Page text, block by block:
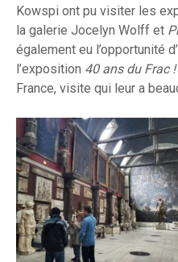
Kowspi ont pu visiter les
la galerie Jocelyn Wolff et
également eu l’opportunité
l’exposition 40 ans du Frac
France, visite qui leur a